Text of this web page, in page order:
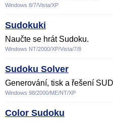
Windows 8/7/Vista/XP
Sudokuki
Naučte se hrát Sudoku.
Windows NT/2000/XP/Vista/7/8
Sudoku Solver
Generování, tisk a řešení
Windows 98/2000/ME/NT/XP
Color Sudoku